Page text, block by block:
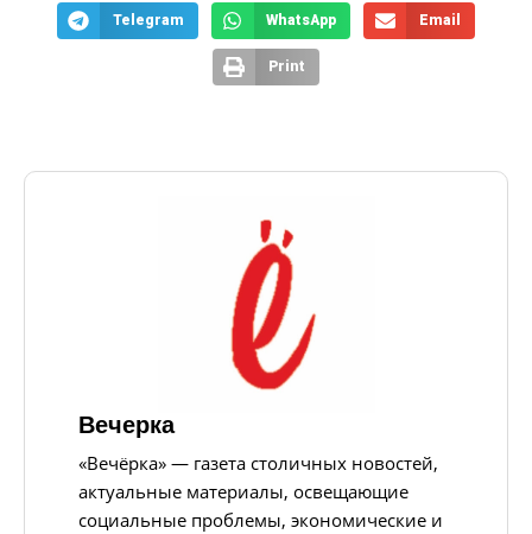
Telegram WhatsApp Email
Print
Вечерка
«Вечёрка» — газета столичных новостей,
актуальные материалы, освещающие
социальные проблемы, экономические и